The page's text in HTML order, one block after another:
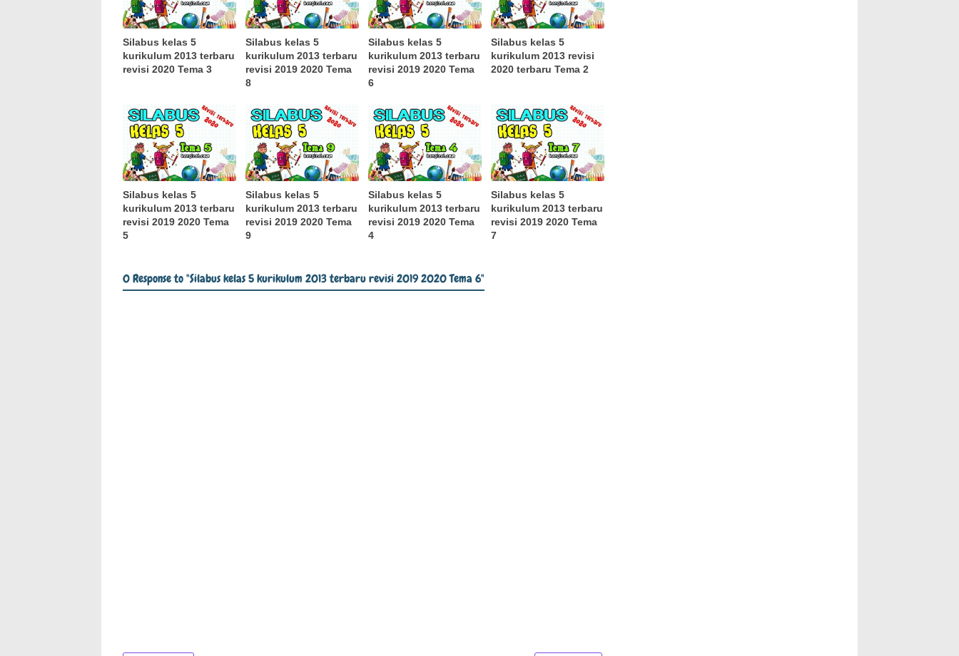
Silabus kelas 5
kurikulum 2013 terbaru
revisi 2020 Tema 3
Silabus kelas 5
kurikulum 2013 terbaru
revisi 2019 2020 Tema
8
Silabus kelas 5
kurikulum 2013 terbaru
revisi 2019 2020 Tema
6
Silabus kelas 5
kurikulum 2013 revisi
2020 terbaru Tema 2
Silabus kelas 5
kurikulum 2013 terbaru
revisi 2019 2020 Tema
5
Silabus kelas 5
kurikulum 2013 terbaru
revisi 2019 2020 Tema
9
Silabus kelas 5
kurikulum 2013 terbaru
revisi 2019 2020 Tema
4
Silabus kelas 5
kurikulum 2013 terbaru
revisi 2019 2020 Tema
7
0 Response to "Silabus kelas 5 kurikulum 2013 terbaru revisi 2019 2020 Tema 6"